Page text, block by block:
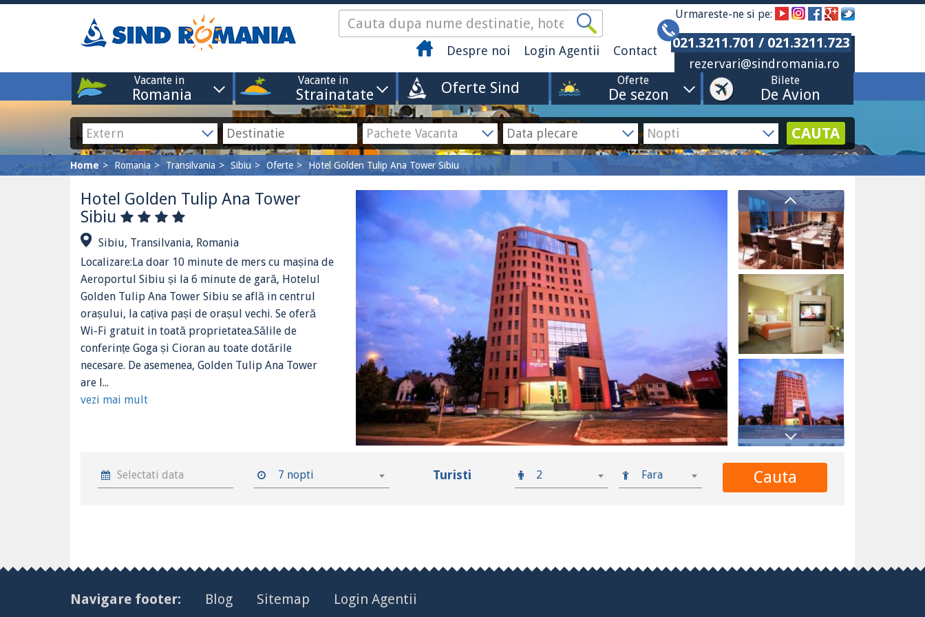
Despre noi Login Agentii Contact
Urmareste-ne si pe:
021.3211.701 / 021.3211.723
rezervari@sindromania.ro
Vacante in
Romania
Vacante in
Strainatate Oferte Sind Oferte
De sezon
Bilete
De Avion
CAUTA
Home Romania Transilvania Sibiu Oferte Hotel Golden Tulip Ana Tower Sibiu
Hotel Golden Tulip Ana Tower
Sibiu
Sibiu, Transilvania, Romania
Localizare:La doar 10 minute de mers cu mașina de
Aeroportul Sibiu și la 6 minute de gară, Hotelul
Golden Tulip Ana Tower Sibiu se află in centrul
orașului, la cațiva pași de orașul vechi. Se oferă
Wi-Fi gratuit in toată proprietatea.Sălile de
conferințe Goga și Cioran au toate dotările
necesare. De asemenea, Golden Tulip Ana Tower
are l...
vezi mai mult
7 nopti Turisti 2 Fara Cauta
Navigare footer: Blog Sitemap
Login Agentii